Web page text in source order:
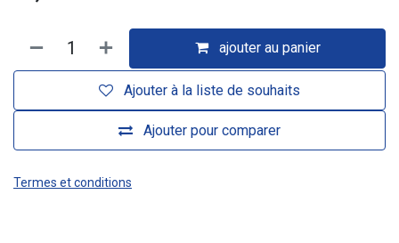
ajouter au panier
Ajouter pour comparer
Ajouter à la liste de souhaits
Termes et conditions